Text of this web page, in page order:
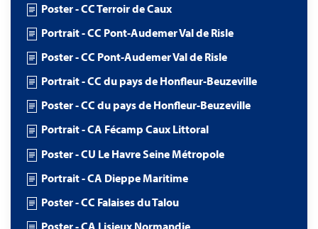
Poster - CC Terroir de Caux
Portrait - CC Pont-Audemer Val de Risle
Poster - CC Pont-Audemer Val de Risle
Portrait - CC du pays de Honfleur-Beuzeville
Poster - CC du pays de Honfleur-Beuzeville
Portrait - CA Fécamp Caux Littoral
Poster - CU Le Havre Seine Métropole
Portrait - CA Dieppe Maritime
Poster - CC Falaises du Talou
Poster - CA Lisieux Normandie